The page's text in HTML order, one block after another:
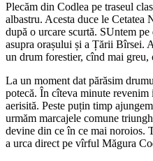
Plecăm din Codlea pe traseul
albastru. Acesta duce le
după o urcare scurtă. SUntem
asupra orașului și a Țării Bîrsei.
un drum forestier, cînd mai greu,
La un moment dat părăsim
potecă. În cîteva minute
aerisită. Peste puțin timp
urmăm marcajele comune
devine din ce în ce mai noroios.
a urca direct pe vîrful Măgura